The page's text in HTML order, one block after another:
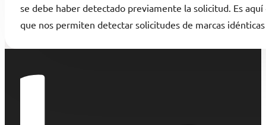
se debe haber detectado previamente la solicitud. Es
que nos permiten detectar solicitudes de marcas